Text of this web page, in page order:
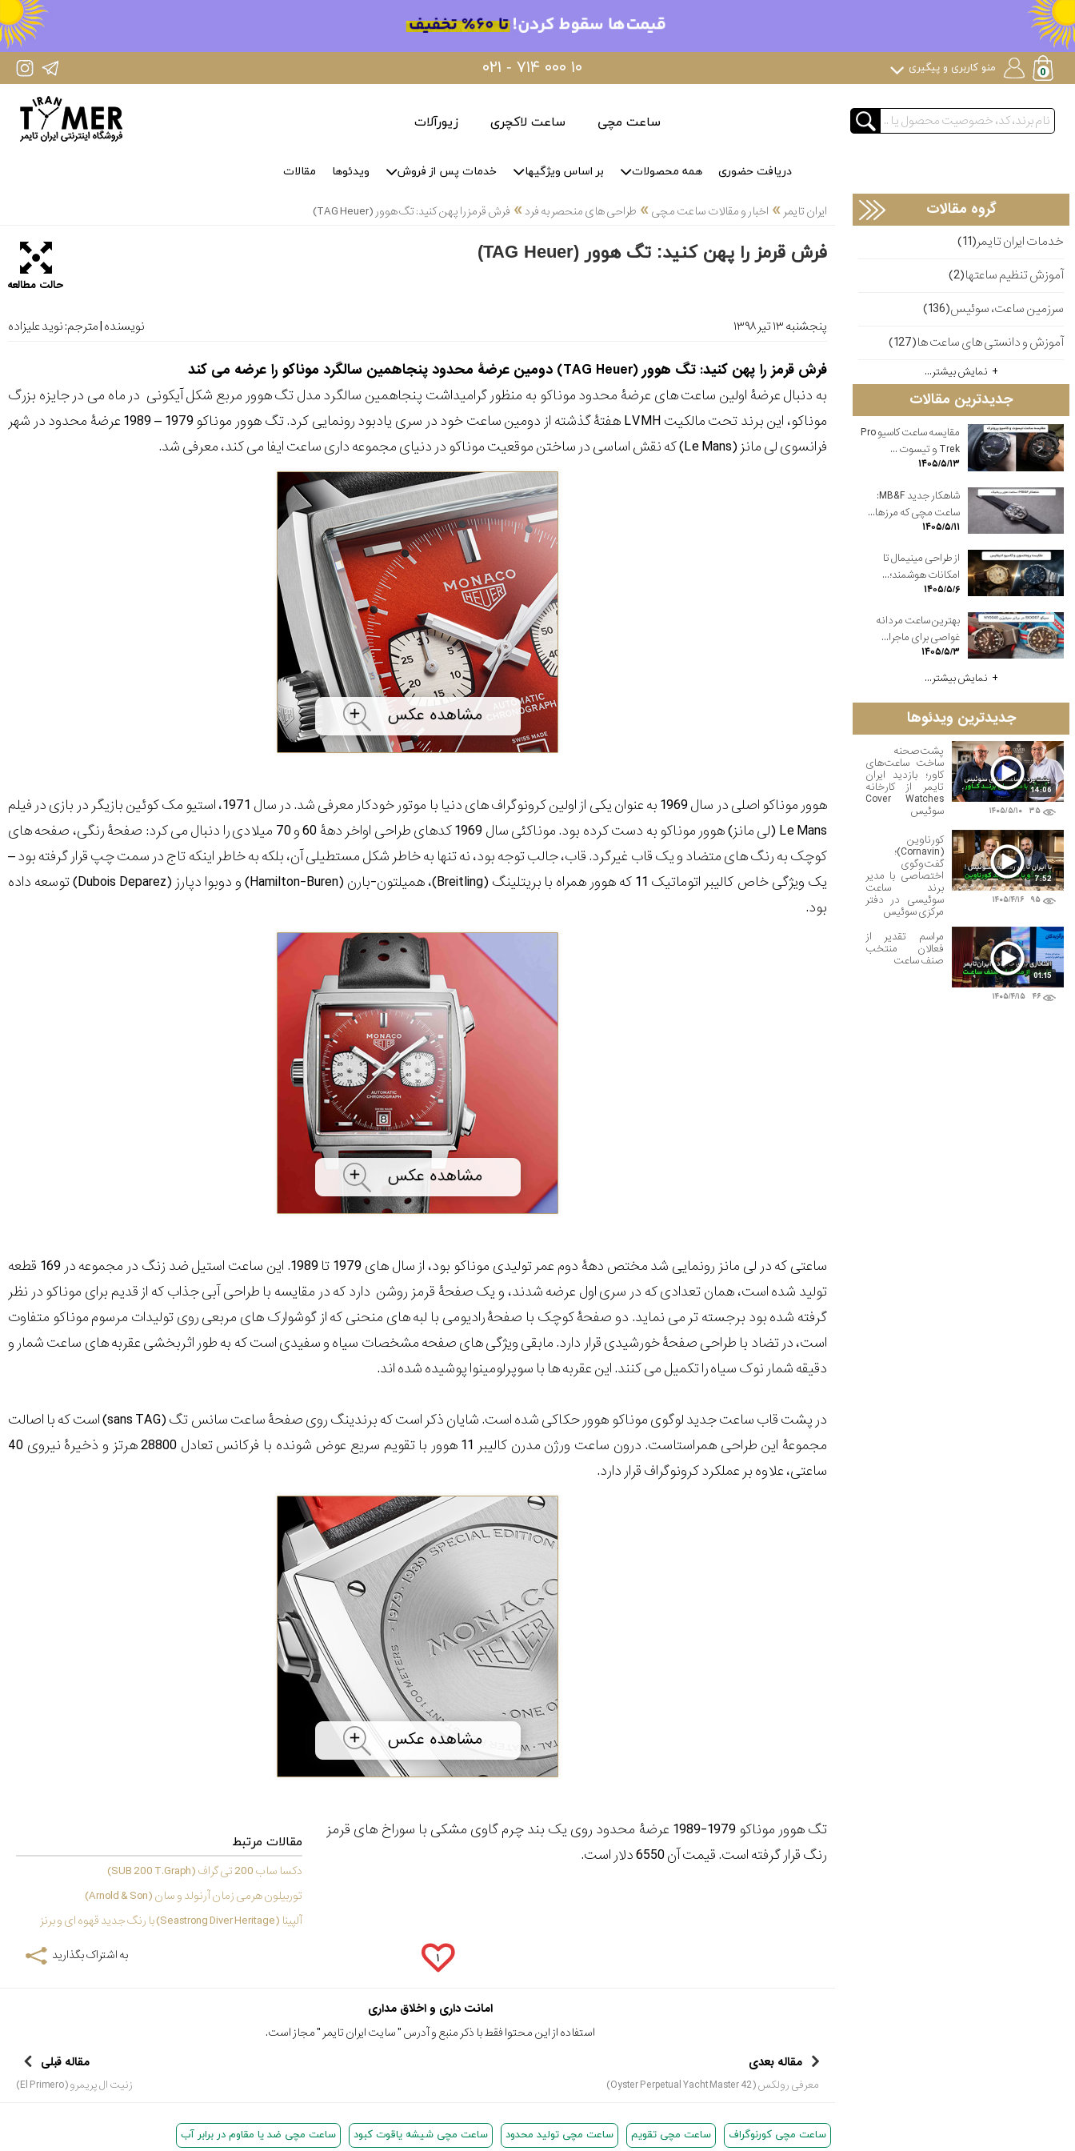
IranTimer Instagram Page ۰۲۱ - ۷۱۴ ۰۰۰ ۱۰ منو کاربری و پیگیری
ساعت مچی ساعت لاکچری زیورآلات
دریافت حضوری همه محصولات بر اساس ویژگیها خدمات پس از فروش ویدئوها مقالات
ایران تایمر » اخبار و مقالات ساعت مچی» طراحی های منحصر به فرد» فرش قرمز را پهن کنید: تگ هوور (TAG Heuer)
فرش قرمز را پهن کنید: تگ هوور (TAG Heuer)
حالت مطالعه
پنجشنبه ۱۳ تير ۱۳۹۸ نویسنده | مترجم:نوید علیزاده
فرش قرمز را پهن کنید: تگ هوور (TAG Heuer) دومین عرضۀ محدود پنجاهمین سالگرد موناکو را عرضه می کند
به دنبال عرضۀ اولین ساعت های عرضۀ محدود موناکو به منظور گرامیداشت پنجاهمین سالگرد مدل تگ هوور مربع شکل آیکونی در ماه می در جایزه بزرگ
موناکو، این برند تحت مالکیت LVMH هفتۀ گذشته از دومین ساعت خود در سری یادبود رونمایی کرد. تگ هوور موناکو 1979 – 1989 عرضۀ محدود در شهر
فرانسوی لی مانز (Le Mans) که نقش اساسی در ساختن موقعیت موناکو در دنیای مجموعه داری ساعت ایفا می کند، معرفی شد.
هوور موناکو اصلی در سال 1969 به عنوان یکی از اولین کرونوگراف های دنیا با موتور خودکار معرفی شد. در سال 1971، استیو مک کوئین بازیگر در بازی در فیلم
Le Mans (لی مانز) هوور موناکو به دست کرده بود. موناکئی سال 1969 کدهای طراحی اواخر دهۀ 60 و 70 میلادی را دنبال می کرد: صفحۀ رنگی، صفحه های
کوچک به رنگ های متضاد و یک قاب غیرگرد. قاب، جالب توجه بود، نه تنها به خاطر شکل مستطیلی آن، بلکه به خاطر اینکه تاج در سمت چپ قرار گرفته بود –
یک ویژگی خاص کالیبر اتوماتیک 11 که هوور همراه با بریتلینگ (Breitling)، همیلتون-بارن (Hamilton-Buren) و دوبوا دپارز (Dubois Deparez) توسعه داده
بود.
ساعتی که در لی مانز رونمایی شد مختص دهۀ دوم عمر تولیدی موناکو بود، از سال های 1979 تا 1989. این ساعت استیل ضد زنگ در مجموعه در 169 قطعه
تولید شده است، همان تعدادی که در سری اول عرضه شدند، و یک صفحۀ قرمز روشن دارد که در مقایسه با طراحی آبی جذاب که از قدیم برای موناکو در نظر
گرفته شده بود برجسته تر می نماید. دو صفحۀ کوچک با صفحۀ رادیومی با لبه های منحنی که از گوشوارک های مربعی روی تولیدات مرسوم موناکو متفاوت
است، در تضاد با طراحی صفحۀ خورشیدی قرار دارد. مابقی ویژگی های صفحه مشخصات سیاه و سفیدی است که به طور اثربخشی عقربه های ساعت شمار و
دقیقه شمار نوک سیاه را تکمیل می کنند. این عقربه ها با سوپرلومینوا پوشیده شده اند.
در پشت قاب ساعت جدید لوگوی موناکو هوور حکاکی شده است. شایان ذکر است که برندینگ روی صفحۀ ساعت سانس تگ (sans TAG) است که با اصالت
مجموعۀ این طراحی همراستاست. درون ساعت ورژن مدرن کالیبر 11 هوور با تقویم سریع عوض شونده با فرکانس تعادل 28800 هرتز و ذخیرۀ نیروی 40
ساعتی، علاوه بر عملکرد کرونوگراف قرار دارد.
مقالات مرتبط
دکسا ساب 200 تی گراف (SUB 200 T.Graph)
توربیلون هرمی زمان آرنولد و سان (Arnold & Son)
آلپینا (Seastrong Diver Heritage) با رنگ جدید قهوه ای و برنز
تگ هوور موناکو 1979-1989 عرضۀ محدود روی یک بند چرم گاوی مشکی با سوراخ های قرمز
رنگ قرار گرفته است. قیمت آن 6550 دلار است.
۱ به اشتراک بگذارید
امانت داری و اخلاق مداری
استفاده از این محتوا فقط با ذکر منبع و آدرس "سایت ایران تایمر " مجاز است.
مقاله بعدی
معرفی رولکس (Oyster Perpetual Yacht Master 42)
مقاله قبلی
زنیت ال پریمرو (El Primero)
ساعت مچی کورنوگراف ساعت مچی تقویم ساعت مچی تولید محدود ساعت مچی شیشه یاقوت کبود ساعت مچی ضد یا مقاوم در برابر آب
گروه مقالات
خدمات ایران تایمر(11)
آموزش تنظیم ساعتها(2)
سرزمین ساعت، سوئیس(136)
آموزش و دانستی های ساعت ها(127)
نمایش بیشتر...
جدیدترین مقالات
مقایسه ساعت کاسیو Pro
Trek و تیسوت ...
۱۴۰۵/۵/۱۳
شاهکار جدید MB&F:
ساعت مچی که مرزها...
۱۴۰۵/۵/۱۱
از طراحی مینیمال تا
امکانات هوشمند؛...
۱۴۰۵/۵/۶
بهترین ساعت مردانه
غواصی برای ماجرا...
۱۴۰۵/۵/۳
نمایش بیشتر...
جدیدترین ویدئوها
۳۵ ۱۴۰۵/۵/۱۰
14:06
پشت‌صحنه
ساخت ساعت‌های
کاور؛ بازدید ایران
تایمر از کارخانه
Cover Watches
سوئیس
۹۵ ۱۴۰۵/۴/۱۶
7:52
کورناوین
(Cornavin)؛
گفت‌وگوی
اختصاصی با مدیر
برند ساعت
سوئیسی در دفتر
مرکزی سوئیس
۴۶ ۱۴۰۵/۴/۱۵
01:15
مراسم تقدیر از
فعالان منتخب
صنف ساعت